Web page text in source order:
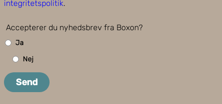
integritetspolitik.
Accepterer du nyhedsbrev fra Boxon?
Ja
Nej
Send